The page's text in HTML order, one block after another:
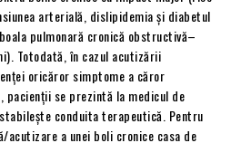
arterială, dislipidemia şi diabetul
pulmonară cronică obstructivă–
Totodată, în cazul acutizării
oricăror simptome a căror
se prezintă la medicul de
conduita terapeutică. Pentru
a unei boli cronice casa de